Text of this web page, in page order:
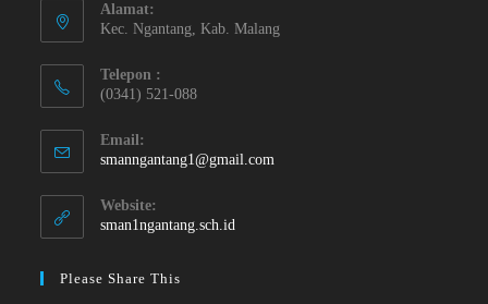
Alamat:
Kec. Ngantang, Kab. Malang
Telepon :
(0341) 521-088
Email:
smanngantang1@gmail.com
Website:
sman1ngantang.sch.id
Please Share This